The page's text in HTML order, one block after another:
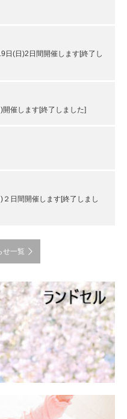
日(日)2日間開催します[終了し
催します[終了しました]
日間開催します[終了しまし
せ一覧